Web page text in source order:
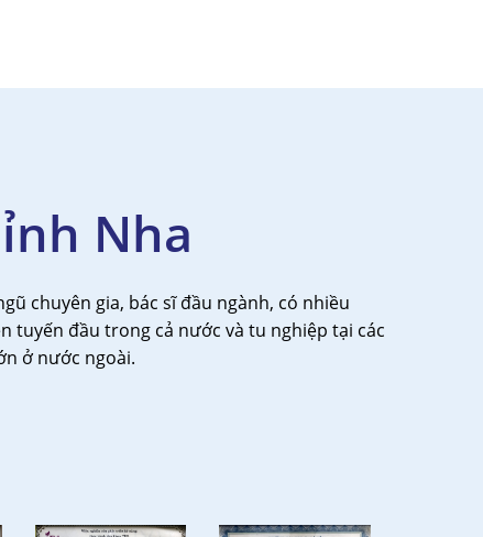
Nha
chuyên gia, bác sĩ đầu ngành, có nhiều
tuyến đầu trong cả nước và tu nghiệp tại các
ở nước ngoài.